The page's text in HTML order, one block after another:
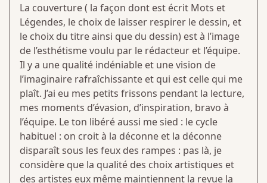
La couverture ( la façon dont est écrit Mots et
Légendes, le choix de laisser respirer le dessin, et
le choix du titre ainsi que du dessin) est à l’image
de l’esthétisme voulu par le rédacteur et l’équipe.
Il y a une qualité indéniable et une vision de
l’imaginaire rafraîchissante et qui est celle qui me
plaît. J’ai eu mes petits frissons pendant la lecture,
mes moments d’évasion, d’inspiration, bravo à
l’équipe. Le ton libéré aussi me sied : le cycle
habituel : on croit à la déconne et la déconne
disparaît sous les feux des rampes : pas là, je
considère que la qualité des choix artistiques et
des artistes eux même maintiennent la revue la